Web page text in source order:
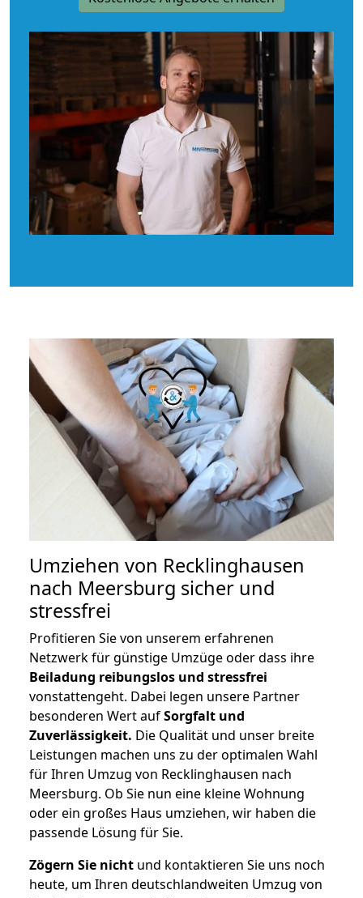
Umziehen von Recklinghausen
nach Meersburg sicher und
stressfrei
Profitieren Sie von unserem erfahrenen
Netzwerk für günstige Umzüge oder dass ihre
Beiladung reibungslos und stressfrei
vonstattengeht. Dabei legen unsere Partner
besonderen Wert aufSorgfalt und
Zuverlässigkeit. Die Qualität und unser breite
Leistungen machen uns zu der optimalen Wahl
für Ihren Umzug von Recklinghausen nach
Meersburg. Ob Sie nun eine kleine Wohnung
oder ein großes Haus umziehen, wir haben die
passende Lösung für Sie.
Zögern Sie nicht und kontaktieren Sie uns noch
heute, um Ihren deutschlandweiten Umzug von